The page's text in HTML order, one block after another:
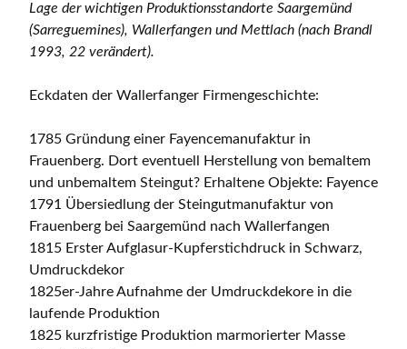
Lage der wichtigen Produktionsstandorte Saargemünd
(Sarreguemines), Wallerfangen und Mettlach (nach Brandl
1993, 22 verändert).
Eckdaten der Wallerfanger Firmengeschichte:
1785 Gründung einer Fayencemanufaktur in
Frauenberg. Dort eventuell Herstellung von bemaltem
und unbemaltem Steingut? Erhaltene Objekte: Fayence
1791 Übersiedlung der Steingutmanufaktur von
Frauenberg bei Saargemünd nach Wallerfangen
1815 Erster Aufglasur-Kupferstichdruck in Schwarz,
Umdruckdekor
1825er-Jahre Aufnahme der Umdruckdekore in die
laufende Produktion
1825 kurzfristige Produktion marmorierter Masse